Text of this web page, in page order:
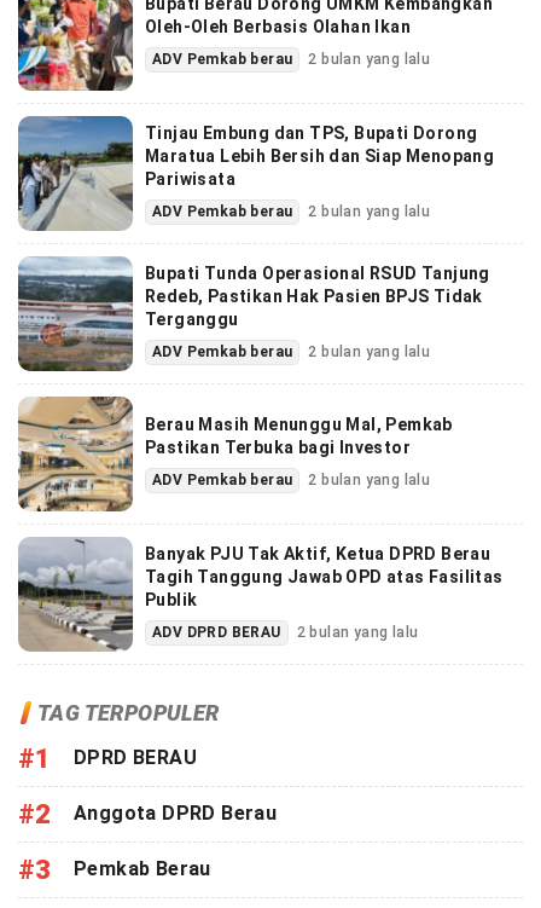
Oleh-Oleh Berbasis Olahan Ikan
ADV Pemkab berau 2 bulan yang lalu
Tinjau Embung dan TPS, Bupati Dorong
Maratua Lebih Bersih dan Siap Menopang
Pariwisata
ADV Pemkab berau 2 bulan yang lalu
Bupati Tunda Operasional RSUD Tanjung
Redeb, Pastikan Hak Pasien BPJS Tidak
Terganggu
ADV Pemkab berau 2 bulan yang lalu
Berau Masih Menunggu Mal, Pemkab
Pastikan Terbuka bagi Investor
ADV Pemkab berau 2 bulan yang lalu
Banyak PJU Tak Aktif, Ketua DPRD Berau
Tagih Tanggung Jawab OPD atas Fasilitas
Publik
ADV DPRD BERAU 2 bulan yang lalu
TAG TERPOPULER
#1 DPRD BERAU
#2 Anggota DPRD Berau
#3 Pemkab Berau